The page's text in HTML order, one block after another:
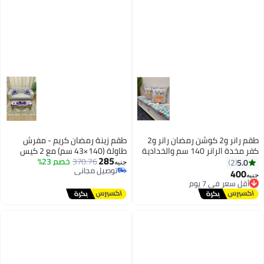
طقم رانر و2 كوشن رمضان رانر و2
كفر مخدة الرانر 140 سم والخدادية
40*40 سم5.0
2
جنيه400
أقل سعر في 7 يوم
توصيل مجاني
أقل سعر في 7 يوم
طقم زينة رمضان كريم - مفرش
طاولة (140×43 سم) مع 2 كيس
خدادية (43×43 سم) بتصميم "جانا
رمضان" والبانوهات الرمضانية
جنيه285
370.76خصم 23%
توصيل مجاني